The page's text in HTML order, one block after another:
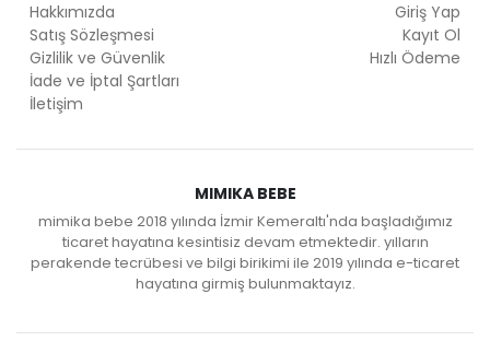
Hakkımızda
Satış Sözleşmesi
Gizlilik ve Güvenlik
İade ve İptal Şartları
İletişim
Giriş Yap
Kayıt Ol
Hızlı Ödeme
MIMIKA BEBE
mimika bebe 2018 yılında İzmir Kemeraltı'nda başladığımız
ticaret hayatına kesintisiz devam etmektedir. yılların
perakende tecrübesi ve bilgi birikimi ile 2019 yılında e-ticaret
hayatına girmiş bulunmaktayız.